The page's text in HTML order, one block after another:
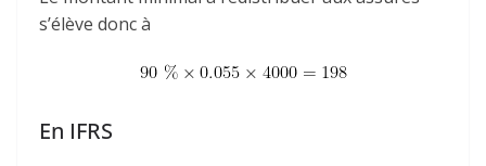
s’élève donc à
En IFRS